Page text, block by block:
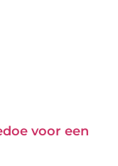
voor een